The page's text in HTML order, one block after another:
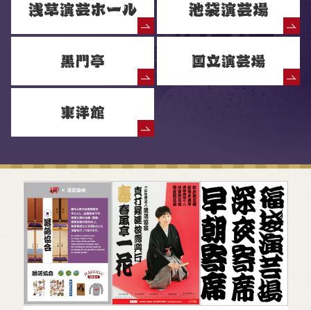
落語協会からのお知らせ